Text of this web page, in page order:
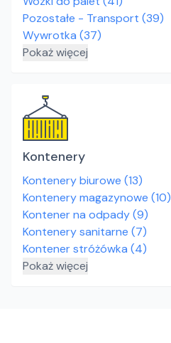
Pozostałe - Transport (39)
Wywrotka (37)
Pokaż więcej
Kontenery
Kontenery biurowe (13)
Kontenery magazynowe (10)
Kontener na odpady(9)
Kontenery sanitarne (7)
Kontener stróżówka (4)
Pokaż więcej